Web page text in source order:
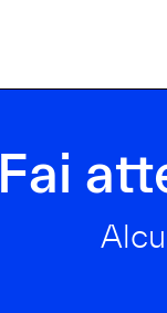
Fai